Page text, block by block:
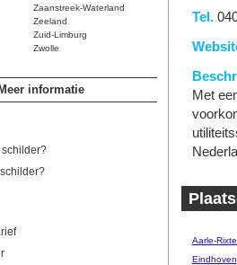
Zaanstreek-Waterland
Zeeland
Zuid-Limburg
Zwolle
Meer informatie
Tel.
Met
Aarle-
Eindhoven